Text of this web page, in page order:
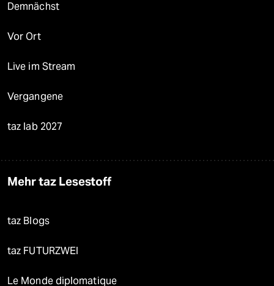
Demnächst
Vor Ort
Live im Stream
Vergangene
taz lab 2027
Mehr taz Lesestoff
taz Blogs
taz FUTURZWEI
Le Monde diplomatique